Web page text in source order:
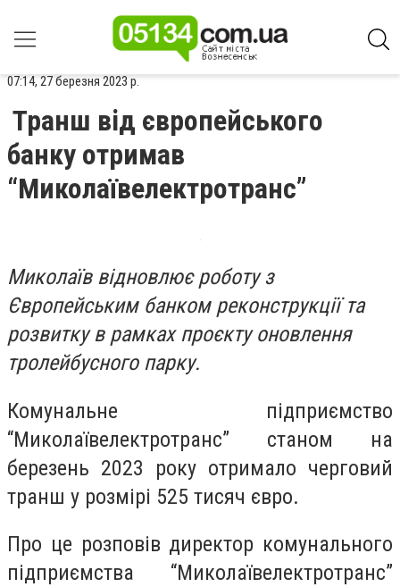
07:14, 27 березня 2023 р.
Транш від європейського
банку отримав
“Миколаївелектротранс”
Миколаїв відновлює роботу з
Європейським банком реконструкції та
розвитку в рамках проєкту оновлення
тролейбусного парку.
Комунальне підприємство
“Миколаївелектротранс” станом на
березень 2023 року отримало черговий
транш у розмірі 525 тисяч євро.
Про це розповів директор комунального
підприємства “Миколаївелектротранс”